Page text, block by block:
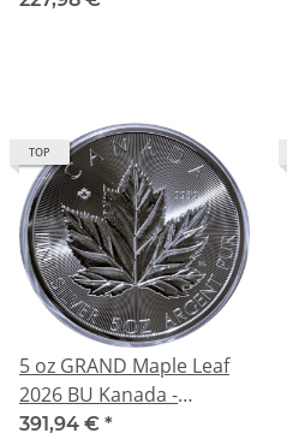
TOP
5 oz GRAND Maple Leaf
2026 BU Kanada -
Weltneuheit/Worlds 1st -
391,94 € *